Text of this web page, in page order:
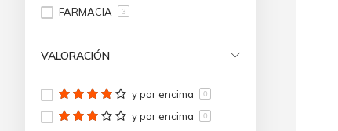
FARMACIA 3
VALORACIÓN
y por encima 0
y por encima 0